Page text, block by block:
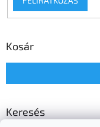
Kosár
Keresés